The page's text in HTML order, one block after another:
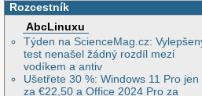
Rozcestník
AbcLinuxu
Týden na ScienceMag.cz:
test nenašel žádný rozdíl mezi
vodíkem a antiv
Ušetřete 30 %: Windows 11 Pro jen
za €22,50 a Office 2024 Pro za